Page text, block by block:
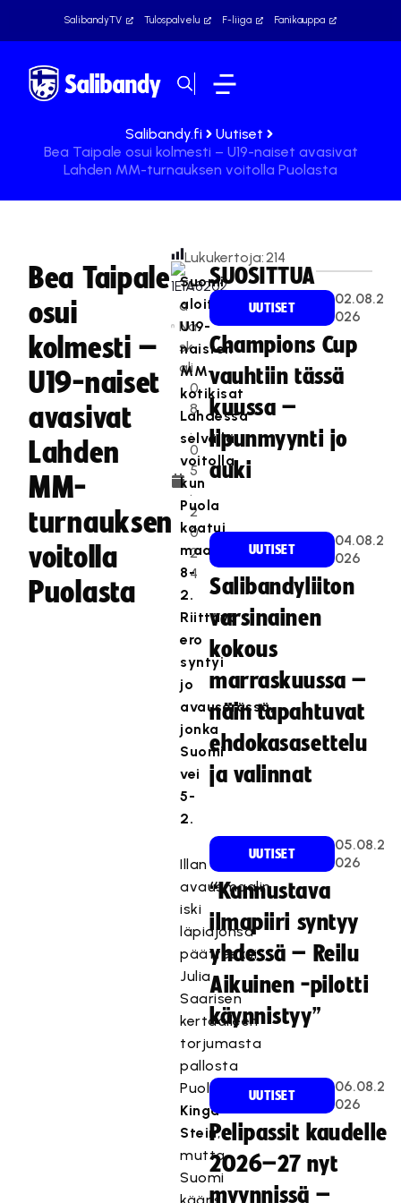
SalibandyTV Tulospalvelu F-liiga Fanikauppa
Salibandy.fi
Uutiset
Bea Taipale osui kolmesti – U19-naiset avasivat
Lahden MM-turnauksen voitolla Puolasta
Bea Taipale
osui
kolmesti –
U19-naiset
avasivat
Lahden
MM-
turnauksen
voitolla
Puolasta
Te
a
Na
sk
ali
0
8
.
0
5
.
2
0
2
4
Lukukertoja:214
Suomi
aloitti
U19-
naisten
MM-
kotikisat
Lahdessa
selvällä
voitolla,
kun
Puola
kaatui
maalein
8-
2.
Riittävä
ero
syntyi
jo
avauserässä,
jonka
Suomi
vei
5-
2.
Illan
avausmaalin
iski
läpiajonsa
päätteeksi
Julia
Saarisen
kertaalleen
torjumasta
pallosta
Puolan
Kinga
Stein,
mutta
Suomi
SUOSITTUA
UUTISET
02.08.2
026
Champions Cup
vauhtiin tässä
kuussa –
lipunmyynti jo
auki
UUTISET
04.08.2
026
Salibandyliiton
varsinainen
kokous
marraskuussa –
näin tapahtuvat
ehdokasasettelu
ja valinnat
UUTISET
05.08.2
026
“Kannustava
ilmapiiri syntyy
yhdessä – Reilu
Aikuinen -pilotti
käynnistyy”
UUTISET
06.08.2
026
Pelipassit kaudelle
2026–27 nyt
myynnissä –